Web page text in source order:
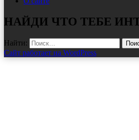
НАЙДИ ЧТО ТЕБЕ
Найти:
Сайт работает на WordPress